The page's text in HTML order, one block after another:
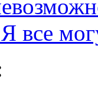
все